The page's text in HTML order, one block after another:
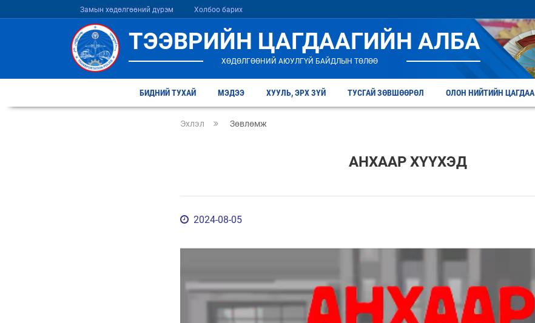
Замын хөдөлгөөний дүрэм Холбоо барих
ТЭЭВРИЙН ЦАГДААГИЙН АЛБА
ХӨДӨЛГӨӨНИЙ АЮУЛГҮЙ БАЙДЛЫН ТӨЛӨӨ
БИДНИЙ ТУХАЙ МЭДЭЭ ХУУЛЬ, ЭРХ ЗҮЙ ТУСГАЙ ЗӨВШӨӨРӨЛ ОЛОН НИЙТИЙН ЦАГДАА
Эхлэл Зөвлөмж
АНХААР ХҮҮХЭД
2024-08-05